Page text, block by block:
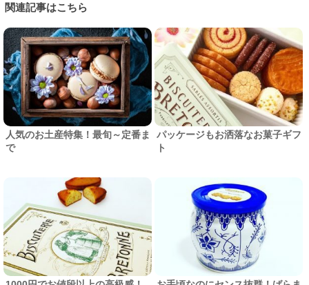
関連記事はこちら
人気のお土産特集！最旬～定番ま
で
パッケージもお洒落なお菓子ギフ
ト